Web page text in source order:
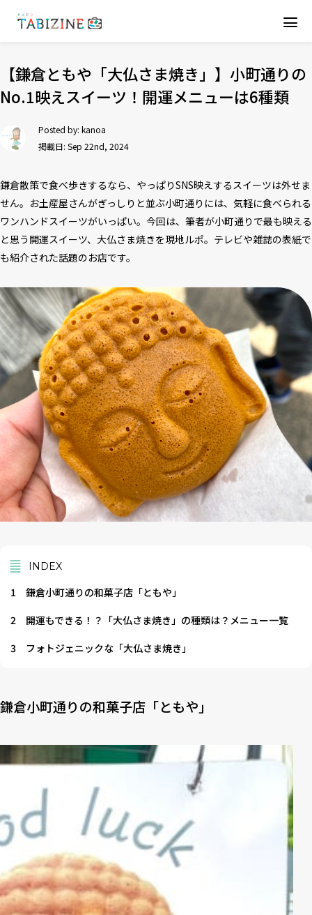
【鎌倉ともや「大仏さま焼き」】小町通りの
No.1映えスイーツ！開運メニューは6種類
Posted by: kanoa
掲載日: Sep 22nd, 2024
鎌倉散策で食べ歩きするなら、やっぱりSNS映えするスイーツは外せま
せん。お土産屋さんがぎっしりと並ぶ小町通りには、気軽に食べられる
ワンハンドスイーツがいっぱい。今回は、筆者が小町通りで最も映える
と思う開運スイーツ、大仏さま焼きを現地ルポ。テレビや雑誌の表紙で
も紹介された話題のお店です。
INDEX
1
鎌倉小町通りの和菓子店「ともや」
2
開運もできる！？「大仏さま焼き」の種類は？メニュー一覧
3
フォトジェニックな「大仏さま焼き」
鎌倉小町通りの和菓子店「ともや」